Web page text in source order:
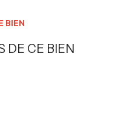
BIEN
DE CE BIEN